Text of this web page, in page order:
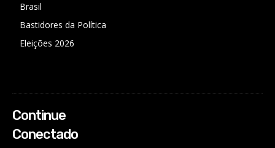
Brasil
Bastidores da Política
Eleições 2026
Continue
Conectado